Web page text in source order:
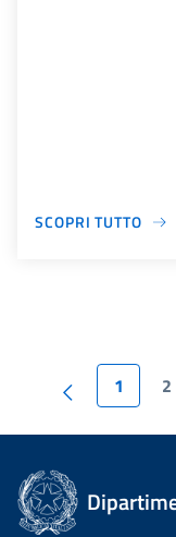
SCOPRI TUTTO
1 2